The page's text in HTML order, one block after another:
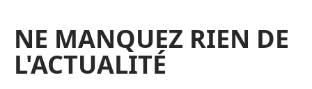
NE MANQUEZ RIEN DE
L'ACTUALITÉ